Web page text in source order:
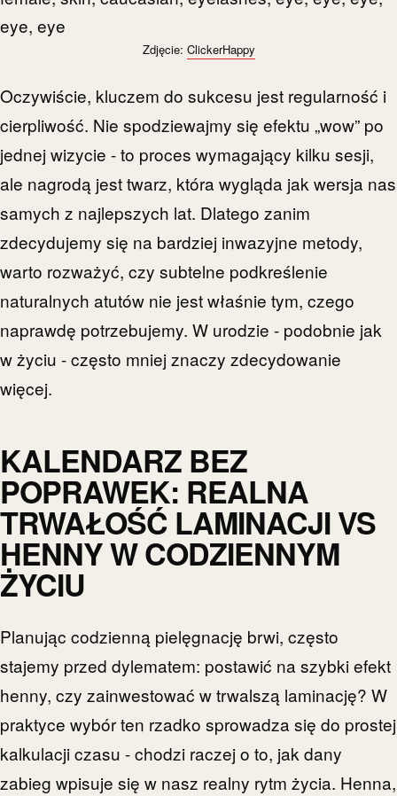
Zdjęcie: ClickerHappy
Oczywiście, kluczem do sukcesu jest regularność i
cierpliwość. Nie spodziewajmy się efektu „wow” po
jednej wizycie - to proces wymagający kilku sesji,
ale nagrodą jest twarz, która wygląda jak wersja nas
samych z najlepszych lat. Dlatego zanim
zdecydujemy się na bardziej inwazyjne metody,
warto rozważyć, czy subtelne podkreślenie
naturalnych atutów nie jest właśnie tym, czego
naprawdę potrzebujemy. W urodzie - podobnie jak
w życiu - często mniej znaczy zdecydowanie
więcej.
KALENDARZ BEZ
POPRAWEK: REALNA
TRWAŁOŚĆ LAMINACJI VS
HENNY W CODZIENNYM
ŻYCIU
Planując codzienną pielęgnację brwi, często
stajemy przed dylematem: postawić na szybki efekt
henny, czy zainwestować w trwalszą laminację? W
praktyce wybór ten rzadko sprowadza się do prostej
kalkulacji czasu - chodzi raczej o to, jak dany
zabieg wpisuje się w nasz realny rytm życia. Henna,